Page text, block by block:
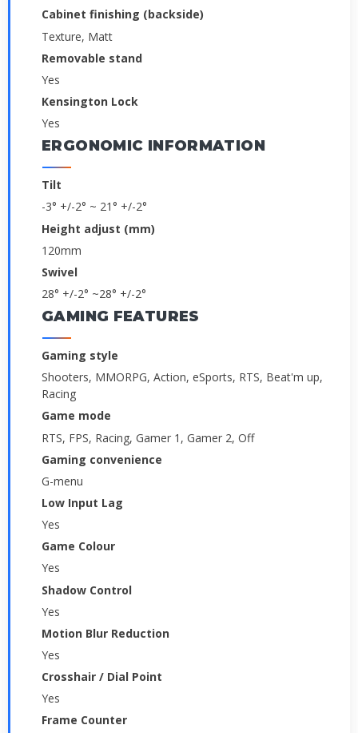
Cabinet finishing (backside)
Texture, Matt
Removable stand
Yes
Kensington Lock
Yes
ERGONOMIC INFORMATION
Tilt
-3° +/-2° ~ 21° +/-2°
Height adjust (mm)
120mm
Swivel
­28° +/-2° ~28° +/-2°
GAMING FEATURES
Gaming style
Shooters, MMORPG, Action, eSports, RTS, Beat'm up,
Racing
Game mode
RTS, FPS, Racing, Gamer 1, Gamer 2, Off
Gaming convenience
G-menu
Low Input Lag
Yes
Game Colour
Yes
Shadow Control
Yes
Motion Blur Reduction
Yes
Crosshair / Dial Point
Yes
Frame Counter